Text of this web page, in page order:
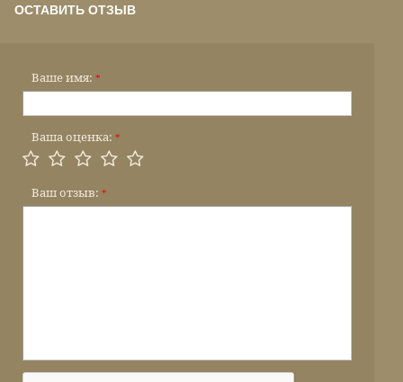
ОСТАВИТЬ ОТЗЫВ
Ваше имя: *
Ваша оценка: *
Ваш отзыв: *